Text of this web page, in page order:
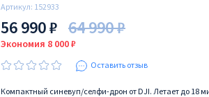
Артикул: 152933
56 990 ₽ 64 990 ₽
Экономия 8 000 ₽
Оставить отзыв
Компактный синевуп/селфи-дрон от DJI. Летает до 18